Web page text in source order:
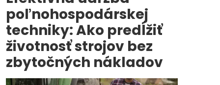
poľnohospodárskej
techniky: Ako predĺžiť
životnosť strojov bez
zbytočných nákladov